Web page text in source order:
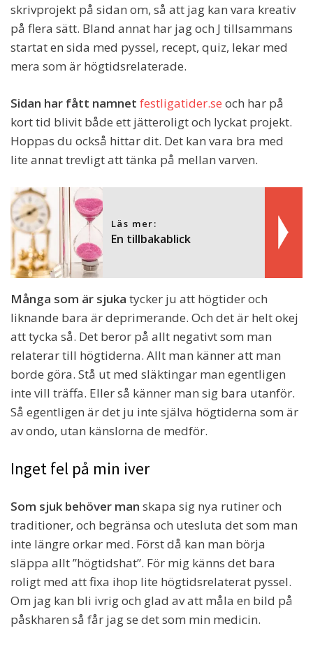
skrivprojekt på sidan om, så att jag kan vara kreativ
på flera sätt. Bland annat har jag och J tillsammans
startat en sida med pyssel, recept, quiz, lekar med
mera som är högtidsrelaterade.
Sidan har fått namnet festligatider.se och har på
kort tid blivit både ett jätteroligt och lyckat projekt.
Hoppas du också hittar dit. Det kan vara bra med
lite annat trevligt att tänka på mellan varven.
Läs mer:
En tillbakablick
Många som är sjuka tycker ju att högtider och
liknande bara är deprimerande. Och det är helt okej
att tycka så. Det beror på allt negativt som man
relaterar till högtiderna. Allt man känner att man
borde göra. Stå ut med släktingar man egentligen
inte vill träffa. Eller så känner man sig bara utanför.
Så egentligen är det ju inte själva högtiderna som är
av ondo, utan känslorna de medför.
Inget fel på min iver
Som sjuk behöver man skapa sig nya rutiner och
traditioner, och begränsa och utesluta det som man
inte längre orkar med. Först då kan man börja
släppa allt ”högtidshat”. För mig känns det bara
roligt med att fixa ihop lite högtidsrelaterat pyssel.
Om jag kan bli ivrig och glad av att måla en bild på
påskharen så får jag se det som min medicin.